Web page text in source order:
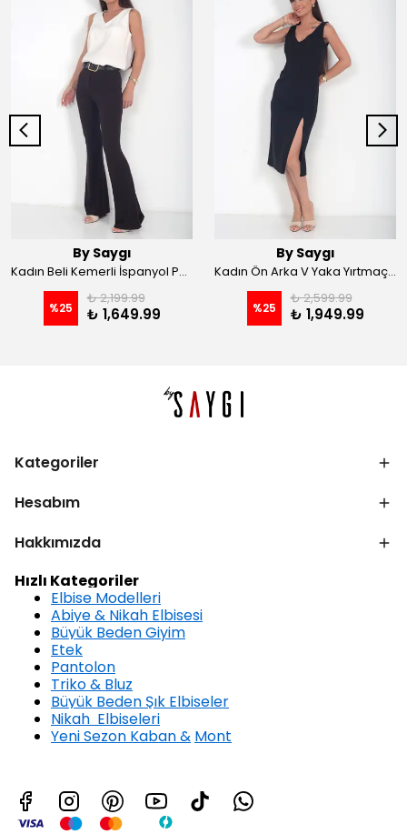
By Saygı
Kadın Beli Kemerli İspanyol Paça Likralı Krep Pantolon - Kahve
%25
₺ 2,199.99
₺ 1,649.99
By Saygı
Kadın Ön Arka V Yaka Yırtmaçlı Likralı Scuba Midi Elbise - Siyah
%25
₺ 2,599.99
₺ 1,949.99
Kategoriler
Hesabım
Hakkımızda
Hızlı Kategoriler
Elbise Modelleri
Abiye & Nikah Elbisesi
Büyük Beden Giyim
Etek
Pantolon
Triko & Bluz
Büyük Beden Şık Elbiseler
Nikah Elbiseleri
Yeni Sezon Kaban & Mont